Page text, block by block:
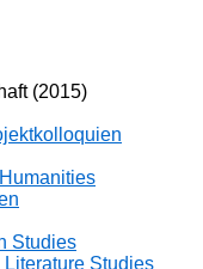
(2015)
Studies
Literature Studies